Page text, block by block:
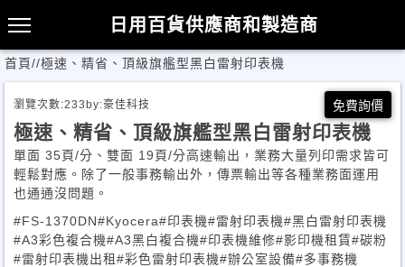
日用百貨供應商和製造商
首頁//極速、精省、頂級旗艦型黑白雷射印表機
瀏覽次數:233 by:豪佳科技 免費詢價
極速、精省、頂級旗艦型黑白雷射印表機
單面 35頁/分、雙面 19頁/分高速輸出，業務大量列印需求皆可
輕鬆對應。除了一般事務輸出外，傳票輸出等各種業務面運用
也通通沒問題。
#FS-1370DN#Kyocera#印表機#雷射印表機#黑白雷射印表機
#A3彩色複合機#A3黑白複合機#印表機維修#影印機租賃#碳粉
#雷射印表機出租 #彩色雷射印表機#辦公室設備#多事務機